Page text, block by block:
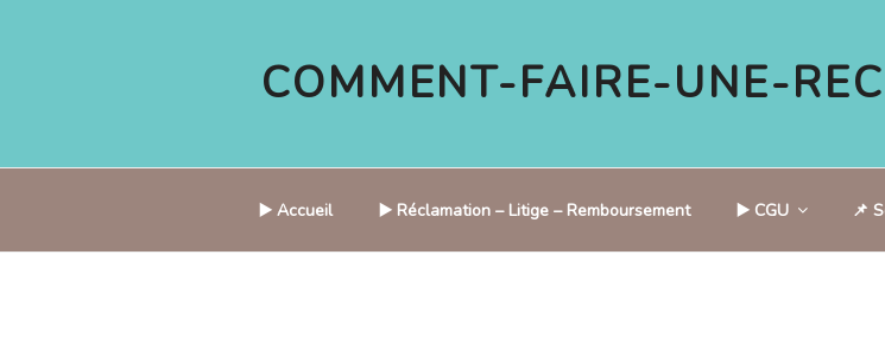
COMMENT-FAIRE-UNE-
▶️ Accueil ▶️ Réclamation – Litige – Remboursement ▶️ CGU 📌